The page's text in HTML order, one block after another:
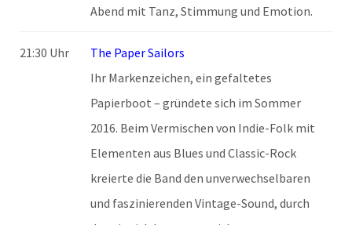
Abend mit Tanz, Stimmung und Emotion.
21:30 Uhr
The Paper Sailors
Ihr Markenzeichen, ein gefaltetes
Papierboot – gründete sich im Sommer
2016. Beim Vermischen von Indie-Folk mit
Elementen aus Blues und Classic-Rock
kreierte die Band den unverwechselbaren
und faszinierenden Vintage-Sound, durch